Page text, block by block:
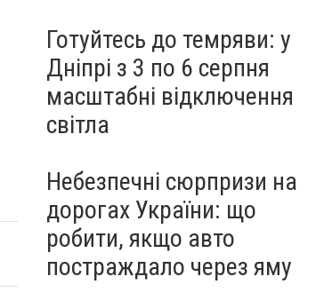
Готуйтесь до темряви: у
Дніпрі з 3 по 6 серпня
масштабні відключення
світла
Небезпечні сюрпризи на
дорогах України: що
робити, якщо авто
постраждало через яму